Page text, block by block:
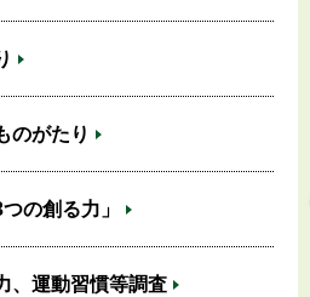
のがたり
の創る力」
、運動習慣等調査